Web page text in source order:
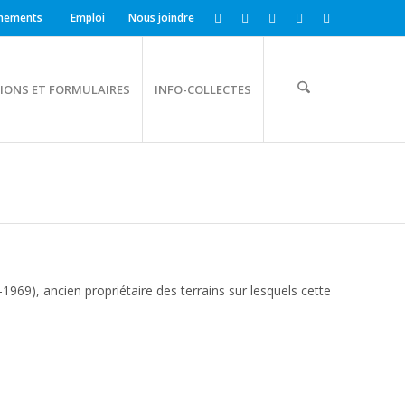
Emploi Nous joindre
ET FORMULAIRES INFO-COLLECTES
ancien propriétaire des terrains sur lesquels cette